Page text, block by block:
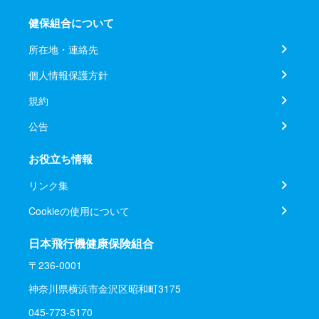
健保組合について
所在地・連絡先
個人情報保護方針
規約
公告
お役立ち情報
リンク集
Cookieの使用について
日本飛行機健康保険組合
〒236-0001
神奈川県横浜市金沢区昭和町3175
045-773-5170